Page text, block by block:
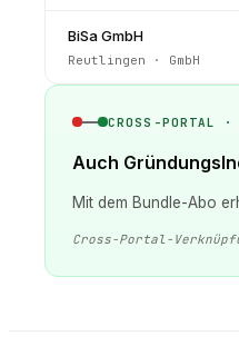
BiSa GmbH
Reutlingen · GmbH
CROSS-PORTAL ·
Auch
Mit dem Bundle-Abo
Cross-Portal-